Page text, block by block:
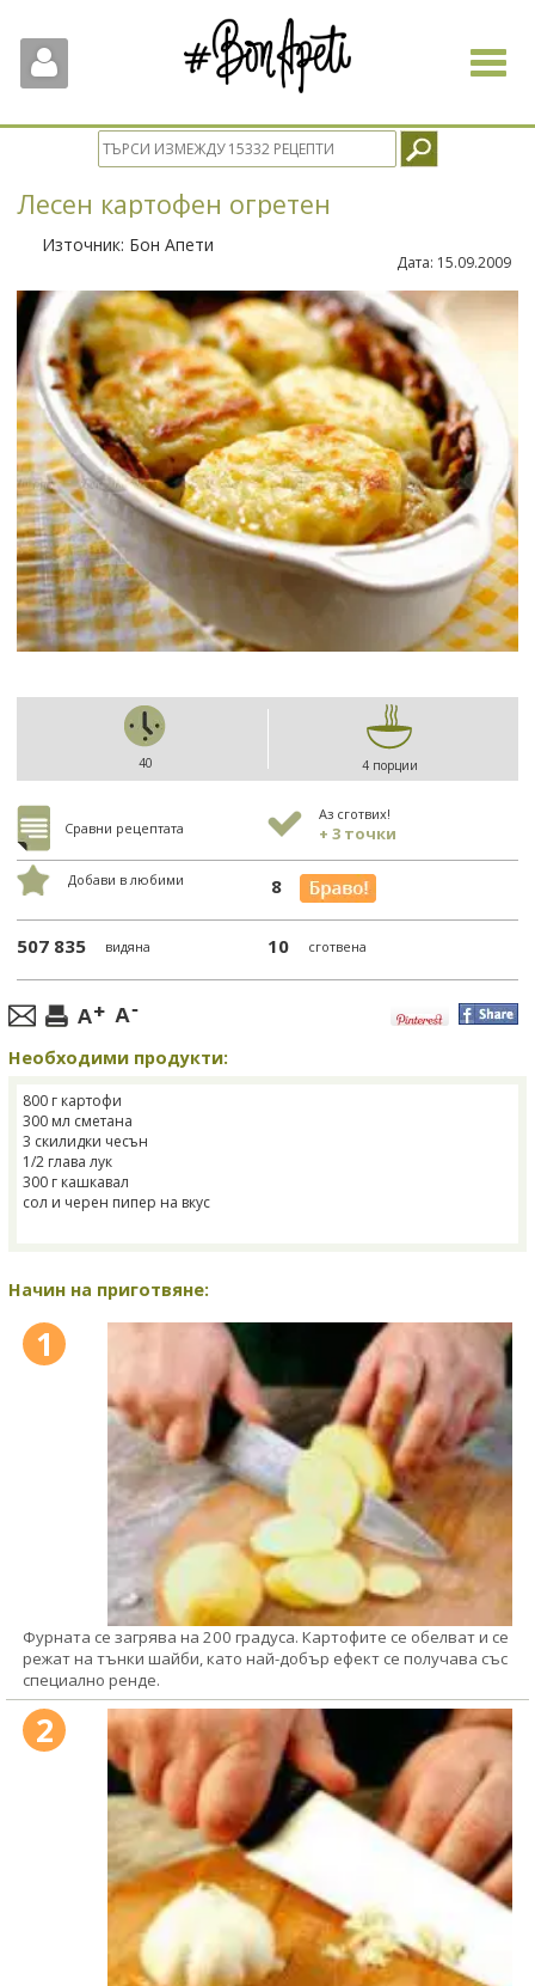
Toggle
Лесен картофен огретен
Източник: Бон Апети
Дата: 15.09.2009
40 4 порции
Сравни рецептата
Аз сготвих!
+ 3 точки
Добави в любими 8
507 835 видяна 10 сготвена
Необходими продукти:
800 г картофи
300 мл сметана
3 скилидки чесън
1/2 глава лук
300 г кашкавал
сол и черен пипер на вкус
Начин на приготвяне:
1
Фурната се загрява на 200 градуса. Картофите се обелват и се
режат на тънки шайби, като най-добър ефект се получава със
специално ренде.
2